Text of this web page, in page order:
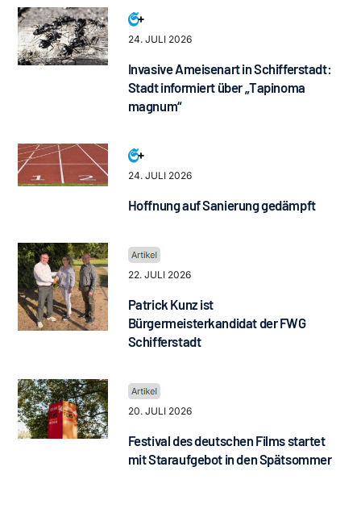
24. JULI 2026
Invasive Ameisenart in Schifferstadt:
Stadt informiert über „Tapinoma
magnum“
24. JULI 2026
Hoffnung auf Sanierung gedämpft
22. JULI 2026
Patrick Kunz ist
Bürgermeisterkandidat der FWG
Schifferstadt
20. JULI 2026
Festival des deutschen Films startet
mit Staraufgebot in den Spätsommer